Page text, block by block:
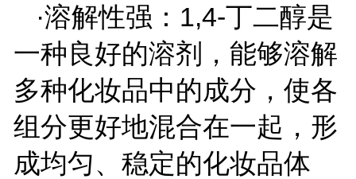
·溶解性强： 1,4-丁二醇是
一种良好的溶剂，能够溶解
多种化妆品中的成分，使各
组分更好地混合在一起，形
成均匀、稳定的化妆品体